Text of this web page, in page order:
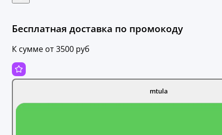
Бесплатная доставка по промокоду
К сумме от 3500 руб
mtula